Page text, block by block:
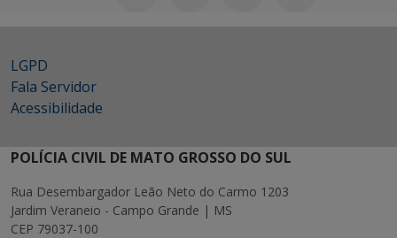
LGPD
Fala Servidor
Acessibilidade
POLÍCIA CIVIL DE MATO GROSSO DO SUL
Rua Desembargador Leão Neto do Carmo 1203
Jardim Veraneio - Campo Grande | MS
CEP 79037-100